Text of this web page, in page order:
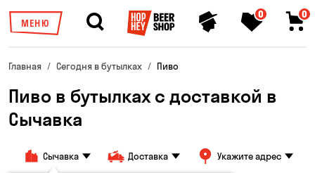
МЕНЮ
0 0
Главная Сегодня в бутылках Пиво
Пиво в бутылках с доставкой в
Сычавка
Сычавка Доставка Укажите адрес